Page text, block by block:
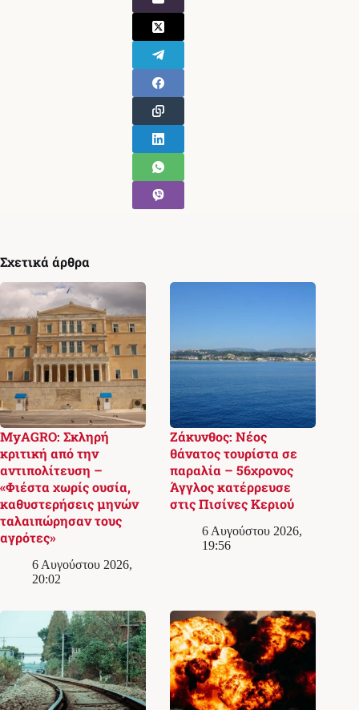
Σχετικά άρθρα
MyAGRO: Σκληρή
κριτική από την
αντιπολίτευση –
«Φιέστα χωρίς ουσία,
καθυστερήσεις μηνών
ταλαιπώρησαν τους
αγρότες»
6 Αυγούστου 2026,
20:02
Ζάκυνθος: Νέος
θάνατος τουρίστα σε
παραλία – 56χρονος
Άγγλος κατέρρευσε
στις Πισίνες Κεριού
6 Αυγούστου 2026,
19:56